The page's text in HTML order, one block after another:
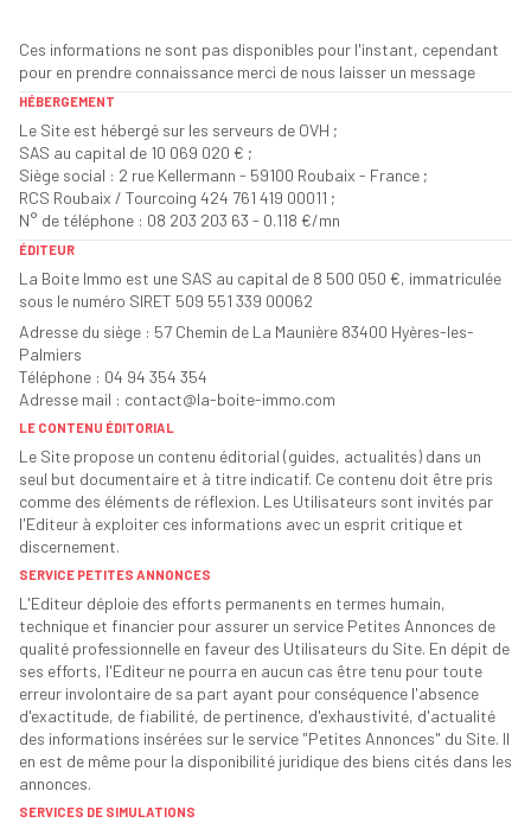
Ces informations ne sont pas disponibles pour l'instant, cependant
pour en prendre connaissance merci de nous laisser un message
HÉBERGEMENT
Le Site est hébergé sur les serveurs de OVH ;
SAS au capital de 10 069 020 € ;
Siège social : 2 rue Kellermann - 59100 Roubaix - France ;
RCS Roubaix / Tourcoing 424 761 419 00011 ;
N° de téléphone : 08 203 203 63 - 0.118 €/mn
ÉDITEUR
La Boite Immo est une SAS au capital de 8 500 050 €, immatriculée
sous le numéro SIRET 509 551 339 00062
Adresse du siège : 57 Chemin de La Maunière 83400 Hyères-les-
Palmiers
Téléphone : 04 94 354 354
Adresse mail : contact@la-boite-immo.com
LE CONTENU ÉDITORIAL
Le Site propose un contenu éditorial (guides, actualités) dans un
seul but documentaire et à titre indicatif. Ce contenu doit être pris
comme des éléments de réflexion. Les Utilisateurs sont invités par
l'Editeur à exploiter ces informations avec un esprit critique et
discernement.
SERVICE PETITES ANNONCES
L'Editeur déploie des efforts permanents en termes humain,
technique et financier pour assurer un service Petites Annonces de
qualité professionnelle en faveur des Utilisateurs du Site. En dépit de
ses efforts, l'Editeur ne pourra en aucun cas être tenu pour toute
erreur involontaire de sa part ayant pour conséquence l'absence
d'exactitude, de fiabilité, de pertinence, d'exhaustivité, d'actualité
des informations insérées sur le service "Petites Annonces" du Site. Il
en est de même pour la disponibilité juridique des biens cités dans les
annonces.
SERVICES DE SIMULATIONS